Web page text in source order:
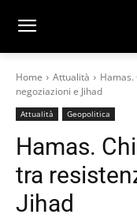
Home Attualità
Hamas.
negoziazioni e Jihad
Attualità Geopolitica
Hamas.
tra
Jihad